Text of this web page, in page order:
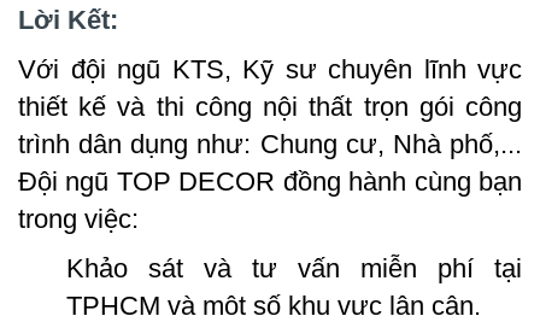
Lời Kết:
Với đội ngũ KTS, Kỹ sư chuyên lĩnh vực
thiết kế và thi công nội thất trọn gói công
trình dân dụng như: Chung cư, Nhà phố,...
Đội ngũ TOP DECOR đồng hành cùng bạn
trong việc:
Khảo sát và tư vấn miễn phí tại
TPHCM và một số khu vực lân cận.